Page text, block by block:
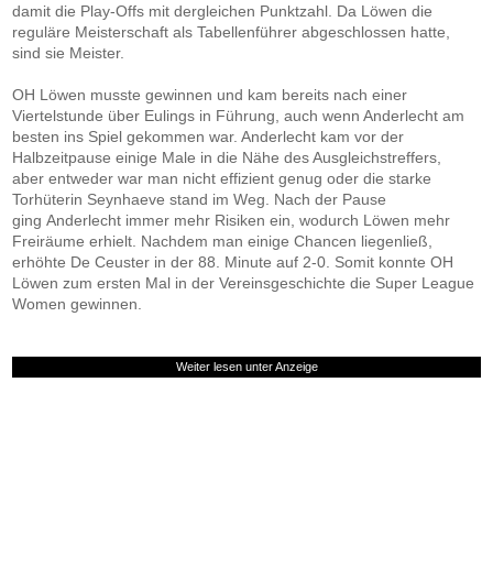
damit die Play-Offs mit dergleichen Punktzahl. Da Löwen die
reguläre Meisterschaft als Tabellenführer abgeschlossen hatte,
sind sie Meister.
OH Löwen musste gewinnen und kam bereits nach einer
Viertelstunde über Eulings in Führung, auch wenn Anderlecht am
besten ins Spiel gekommen war. Anderlecht kam vor der
Halbzeitpause einige Male in die Nähe des Ausgleichstreffers,
aber entweder war man nicht effizient genug oder die starke
Torhüterin Seynhaeve stand im Weg. Nach der Pause
ging Anderlecht immer mehr Risiken ein, wodurch Löwen mehr
Freiräume erhielt. Nachdem man einige Chancen liegenließ,
erhöhte De Ceuster in der 88. Minute auf 2-0. Somit konnte OH
Löwen zum ersten Mal in der Vereinsgeschichte die Super League
Women gewinnen.
Weiter lesen unter Anzeige